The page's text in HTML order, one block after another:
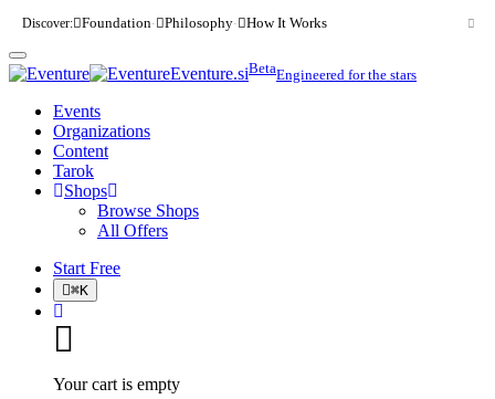
Discover: Foundation· Philosophy· How It Works
Eventure.siBetaEngineered for the stars
Events
Organizations
Content
Tarok
Shops
Browse Shops
All Offers
Start Free
⌘K
Your cart is empty